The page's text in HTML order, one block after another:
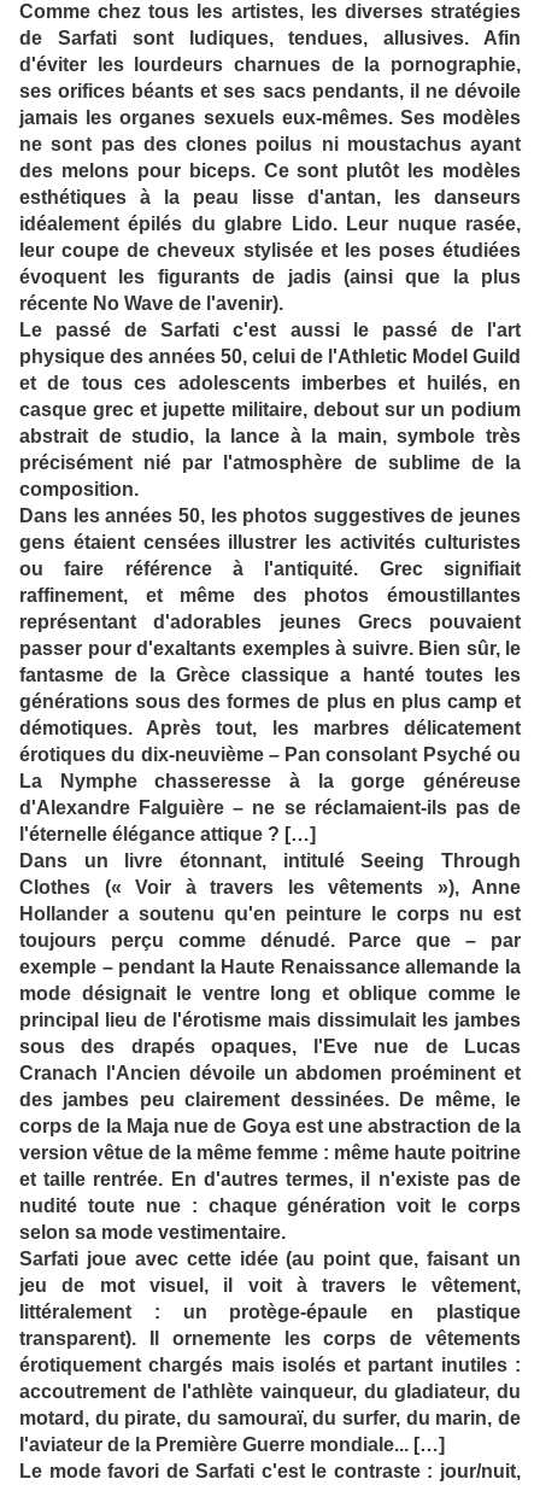
Comme chez tous les artistes, les diverses stratégies
de Sarfati sont ludiques, tendues, allusives. Afin
d'éviter les lourdeurs charnues de la pornographie,
ses orifices béants et ses sacs pendants, il ne dévoile
jamais les organes sexuels eux-mêmes. Ses modèles
ne sont pas des clones poilus ni moustachus ayant
des melons pour biceps. Ce sont plutôt les modèles
esthétiques à la peau lisse d'antan, les danseurs
idéalement épilés du glabre Lido. Leur nuque rasée,
leur coupe de cheveux stylisée et les poses étudiées
évoquent les figurants de jadis (ainsi que la plus
récente No Wave de l'avenir).
Le passé de Sarfati c'est aussi le passé de l'art
physique des années 50, celui de l'Athletic Model Guild
et de tous ces adolescents imberbes et huilés, en
casque grec et jupette militaire, debout sur un podium
abstrait de studio, la lance à la main, symbole très
précisément nié par l'atmosphère de sublime de la
composition.
Dans les années 50, les photos suggestives de jeunes
gens étaient censées illustrer les activités culturistes
ou faire référence à l'antiquité. Grec signifiait
raffinement, et même des photos émoustillantes
représentant d'adorables jeunes Grecs pouvaient
passer pour d'exaltants exemples à suivre. Bien sûr, le
fantasme de la Grèce classique a hanté toutes les
générations sous des formes de plus en plus camp et
démotiques. Après tout, les marbres délicatement
érotiques du dix-neuvième – Pan consolant Psyché ou
La Nymphe chasseresse à la gorge généreuse
d'Alexandre Falguière – ne se réclamaient-ils pas de
l'éternelle élégance attique ? […]
Dans un livre étonnant, intitulé Seeing Through
Clothes (« Voir à travers les vêtements »), Anne
Hollander a soutenu qu'en peinture le corps nu est
toujours perçu comme dénudé. Parce que – par
exemple – pendant la Haute Renaissance allemande la
mode désignait le ventre long et oblique comme le
principal lieu de l'érotisme mais dissimulait les jambes
sous des drapés opaques, l'Eve nue de Lucas
Cranach l'Ancien dévoile un abdomen proéminent et
des jambes peu clairement dessinées. De même, le
corps de la Maja nue de Goya est une abstraction de la
version vêtue de la même femme : même haute poitrine
et taille rentrée. En d'autres termes, il n'existe pas de
nudité toute nue : chaque génération voit le corps
selon sa mode vestimentaire.
Sarfati joue avec cette idée (au point que, faisant un
jeu de mot visuel, il voit à travers le vêtement,
littéralement : un protège-épaule en plastique
transparent). Il ornemente les corps de vêtements
érotiquement chargés mais isolés et partant inutiles :
accoutrement de l'athlète vainqueur, du gladiateur, du
motard, du pirate, du samouraï, du surfer, du marin, de
l'aviateur de la Première Guerre mondiale... […]
Le mode favori de Sarfati c'est le contraste : jour/nuit,